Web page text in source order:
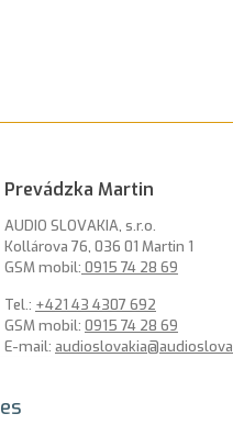
Prevádzka Martin
AUDIO SLOVAKIA, s.r.o.
Kollárova 76, 036 01 Martin 1
GSM mobil: 0915 74 28 69
Tel.: +421 43 4307 692
GSM mobil: 0915 74 28 69
E-mail: